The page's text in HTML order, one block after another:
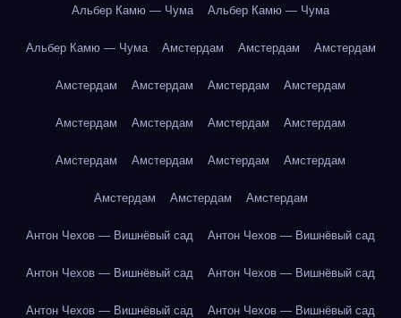
Альбер Камю — Чума Альбер Камю — Чума
Альбер Камю — Чума Амстердам Амстердам Амстердам
Амстердам Амстердам Амстердам Амстердам
Амстердам Амстердам Амстердам Амстердам
Амстердам Амстердам Амстердам Амстердам
Амстердам Амстердам Амстердам
Антон Чехов — Вишнёвый сад Антон Чехов — Вишнёвый сад
Антон Чехов — Вишнёвый сад Антон Чехов — Вишнёвый сад
Антон Чехов — Вишнёвый сад Антон Чехов — Вишнёвый сад